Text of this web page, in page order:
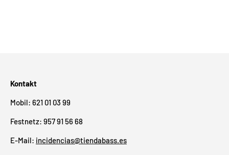
Kontakt
Mobil: 621 01 03 99
Festnetz: 957 91 56 68
E-Mail: incidencias@tiendabass.es